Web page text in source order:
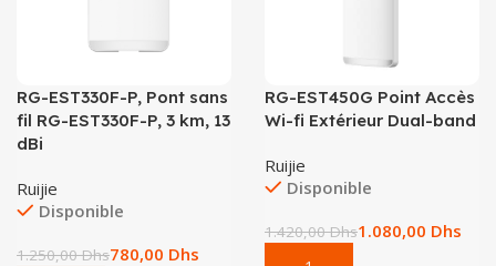
RG-EST330F-P, Pont sans
fil RG-EST330F-P, 3 km, 13
dBi
Ruijie
Disponible
1.250,00Dhs780,00 Dhs
RG-EST450G Point Accès
Wi-fi Extérieur Dual-band
Ruijie
Disponible
1.420,00Dhs1.080,00 Dhs